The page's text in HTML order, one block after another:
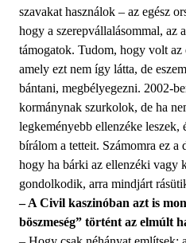
szavakat használok – az egész
hogy a szerepvállalásommal, az
támogatok. Tudom, hogy volt az
amely ezt nem így látta, de
bántani, megbélyegezni. 2002-
kormánynak szurkolok, de ha
legkeményebb ellenzéke leszek,
bírálom a tetteit. Számomra ez a
hogy ha bárki az ellenzéki vagy
gondolkodik, arra mindjárt
– A Civil kaszinóban azt is
böszmeség” történt az elmúlt